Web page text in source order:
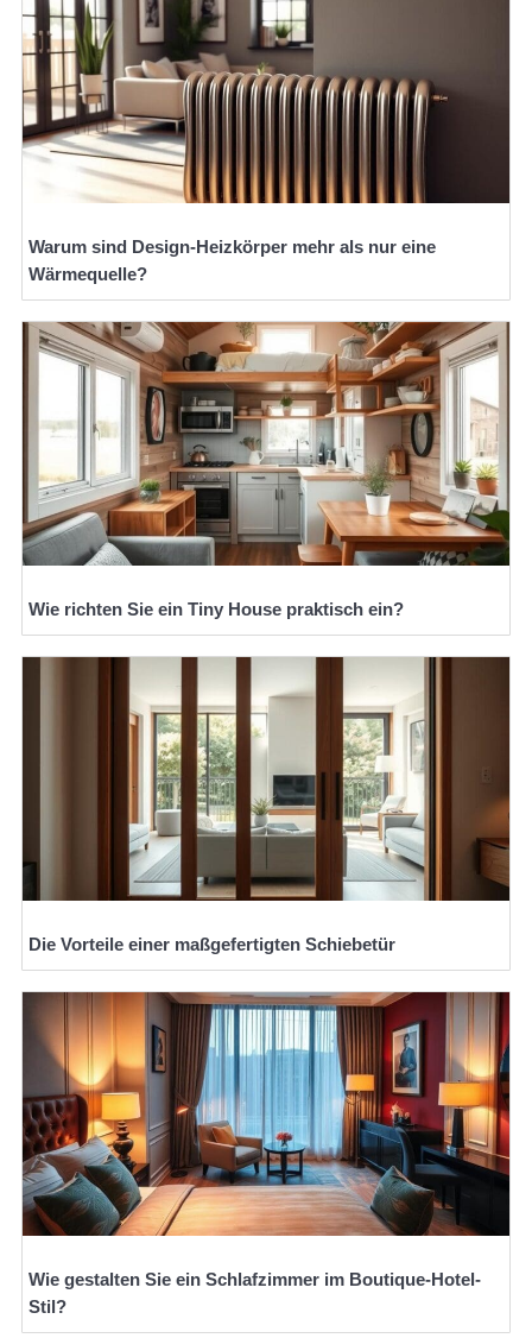
Warum sind Design-Heizkörper mehr als nur eine
Wärmequelle?
Wie richten Sie ein Tiny House praktisch ein?
Die Vorteile einer maßgefertigten Schiebetür
Wie gestalten Sie ein Schlafzimmer im Boutique-Hotel-
Stil?